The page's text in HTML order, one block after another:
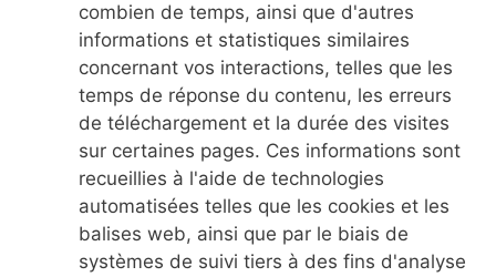
combien de temps, ainsi que d'autres
informations et statistiques similaires
concernant vos interactions, telles que les
temps de réponse du contenu, les erreurs
de téléchargement et la durée des visites
sur certaines pages. Ces informations sont
recueillies à l'aide de technologies
automatisées telles que les cookies et les
balises web, ainsi que par le biais de
systèmes de suivi tiers à des fins d'analyse